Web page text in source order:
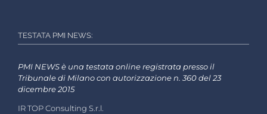
TESTATA PMI NEWS:
PMI NEWS è una testata online registrata presso il
Tribunale di Milano con autorizzazione n. 360 del 23
dicembre 2015
IR TOP Consulting S.r.l.